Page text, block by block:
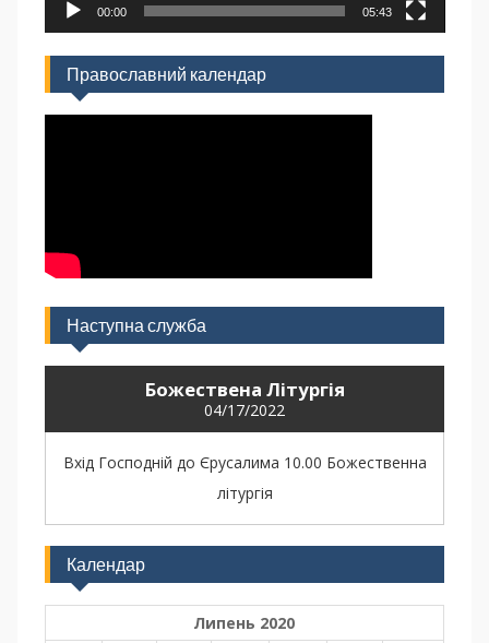
00:00 05:43
Православний календар
Наступна служба
Божествена Літургія
04/17/2022
Вхід Господній до Єрусалима 10.00 Божественна
літургія
Календар
Липень 2020